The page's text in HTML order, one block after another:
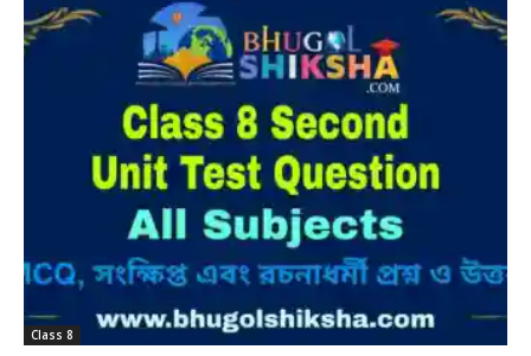
Class 8